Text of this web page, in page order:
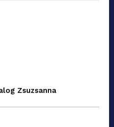
Zsuzsanna